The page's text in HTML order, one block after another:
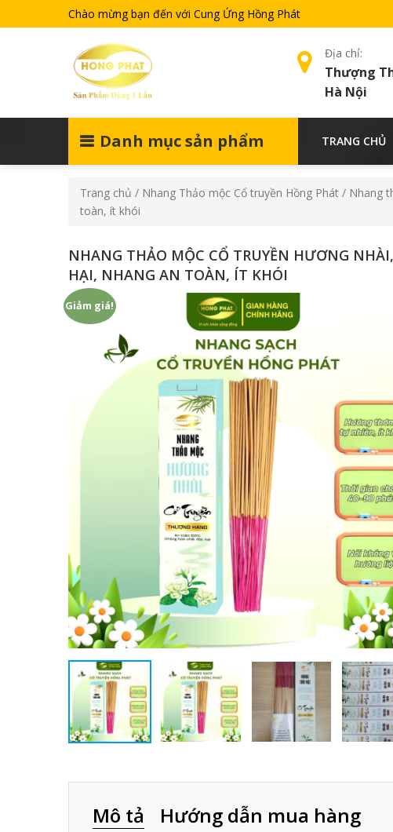
Chào mừng bạn đến với Cung Ứng Hồng Phát
Địa chỉ:
Thượng
Hà Nội
Danh mục sản phẩm TRANG CHỦ
Trang chủ / Nhang Thảo mộc Cổ truyền Hồng Phát / Nhang
toàn, ít khói
NHANG THẢO MỘC CỔ TRUYỀN HƯƠNG
HẠI, NHANG AN TOÀN, ÍT KHÓI
Giảm giá!
Mô tả Hướng dẫn mua hàng